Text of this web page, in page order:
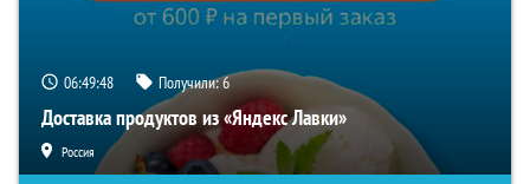
06:49:47 Получили:6
Доставка продуктов из «Яндекс Лавки»
Россия